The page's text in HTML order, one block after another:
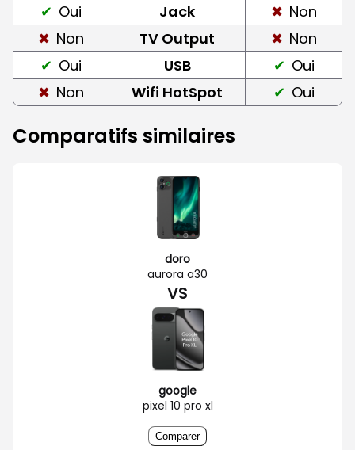
Oui
Jack
Non
Non
TV Output
Non
Oui
USB
Oui
Non
Wifi HotSpot Oui
Comparatifs similaires
doro
aurora a30
VS
google
pixel 10 pro xl
Comparer